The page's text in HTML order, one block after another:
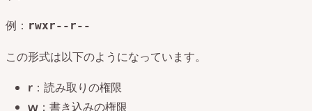
例： rwxr--r--
この形式は以下のようになっています。
r ：読み取りの権限
w ：書き込みの権限